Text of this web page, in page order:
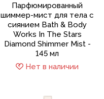
Парфюмированный
шиммер-мист для тела с
сиянием Bath & Body
Works In The Stars
Diamond Shimmer Mist -
145 мл
Нет в наличии